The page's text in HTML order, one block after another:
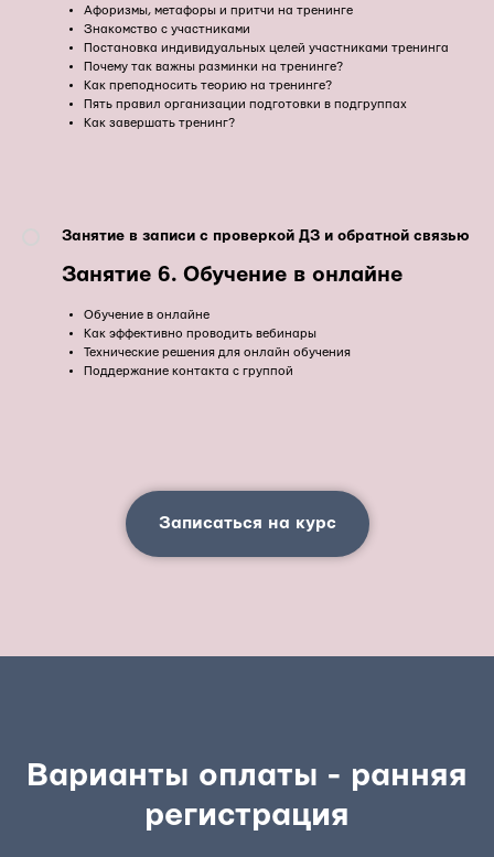
Афоризмы, метафоры и притчи на тренинге
Знакомство с участниками
Постановка индивидуальных целей участниками тренинга
Почему так важны разминки на тренинге?
Как преподносить теорию на тренинге?
Пять правил организации подготовки в подгруппах
Как завершать тренинг?
Занятие в записи с проверкой ДЗ и обратной связью
Занятие 6. Обучение в онлайне
Обучение в онлайне
Как эффективно проводить вебинары
Технические решения для онлайн обучения
Поддержание контакта с группой
Записаться на курс
Варианты оплаты - ранняя
регистрация